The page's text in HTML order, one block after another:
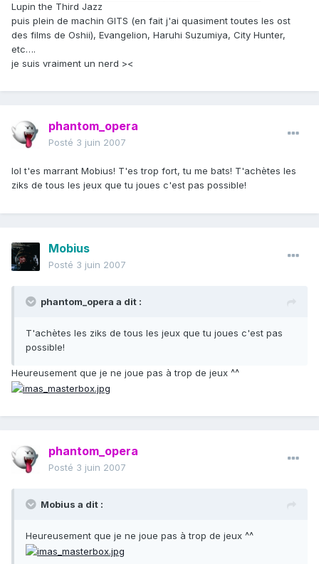
Lupin the Third Jazz
puis plein de machin GITS (en fait j'ai quasiment toutes les ost
des films de Oshii), Evangelion, Haruhi Suzumiya, City Hunter,
etc….
je suis vraiment un nerd ><
phantom_opera
Posté 3 juin 2007
lol t'es marrant Mobius! T'es trop fort, tu me bats! T'achètes les
ziks de tous les jeux que tu joues c'est pas possible!
Mobius
Posté 3 juin 2007
phantom_opera a dit :
T'achètes les ziks de tous les jeux que tu joues c'est pas
possible!
Heureusement que je ne joue pas à trop de jeux ^^
phantom_opera
Posté 3 juin 2007
Mobius a dit :
Heureusement que je ne joue pas à trop de jeux ^^